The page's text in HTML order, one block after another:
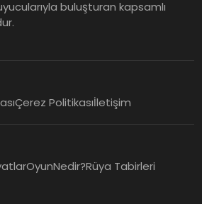
buluşturan kapsamlı
Çerez Politikasıİletişim
OyunNedir?Rüya Tabirleri